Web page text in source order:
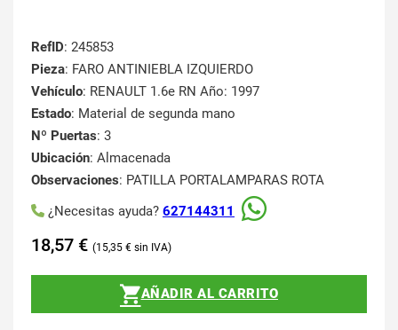
RefID: 245853
Pieza: FARO ANTINIEBLA IZQUIERDO
Vehículo: RENAULT 1.6e RN Año: 1997
Estado: Material de segunda mano
Nº Puertas: 3
Ubicación: Almacenada
Observaciones: PATILLA PORTALAMPARAS ROTA
¿Necesitas ayuda? 627144311
18,57 € 15,35 €
AÑADIR AL CARRITO